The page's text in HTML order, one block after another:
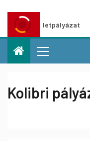
ötletpályázat
Kolibri